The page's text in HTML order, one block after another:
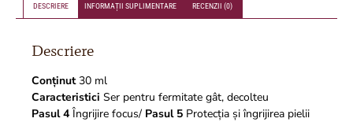
DESCRIERE INFORMAȚII SUPLIMENTARE RECENZII (0)
Descriere
Conținut30 ml
Caracteristici Ser pentru fermitate gât, decolteu
Pasul 4Îngrijire focus/ Pasul 5 Protecția și îngrijirea pielii